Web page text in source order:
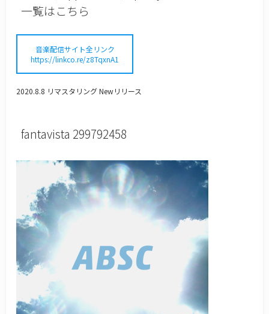
一覧はこちら
音楽配信サイト全リンク
https://linkco.re/z8TqxnA1
2020.8.8 リマスタリング Newリリース
fantavista 299792458